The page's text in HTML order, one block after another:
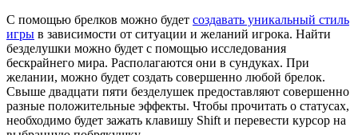
С помощью брелков можно будет создавать уникальный стиль
игры в зависимости от ситуации и желаний игрока. Найти
безделушки можно будет с помощью исследования
бескрайнего мира. Располагаются они в сундуках. При
желании, можно будет создать совершенно любой брелок.
Свыше двадцати пяти безделушек предоставляют совершенно
разные положительные эффекты. Чтобы прочитать о статусах,
необходимо будет зажать клавишу Shift и перевести курсор на